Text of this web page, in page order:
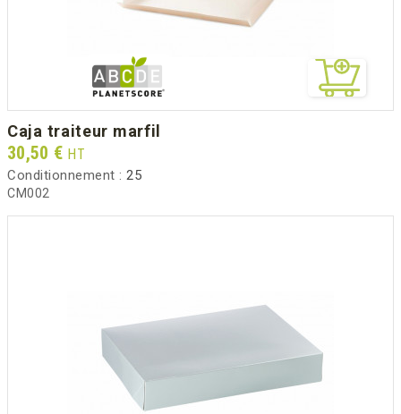
caja traiteur marfil
Prix
30,50 € HT
Conditionnement : 25
CM002